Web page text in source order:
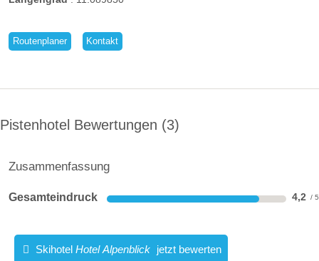
09:00-16:30
09:00-16:30
Routenplaner Kontakt
Pistenhotel Bewertungen 3
Zusammenfassung
Gesamteindruck 4,2
Skihotel Hotel Alpenblick jetzt bewerten